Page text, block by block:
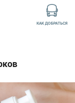
КАК ДОБРАТЬСЯ